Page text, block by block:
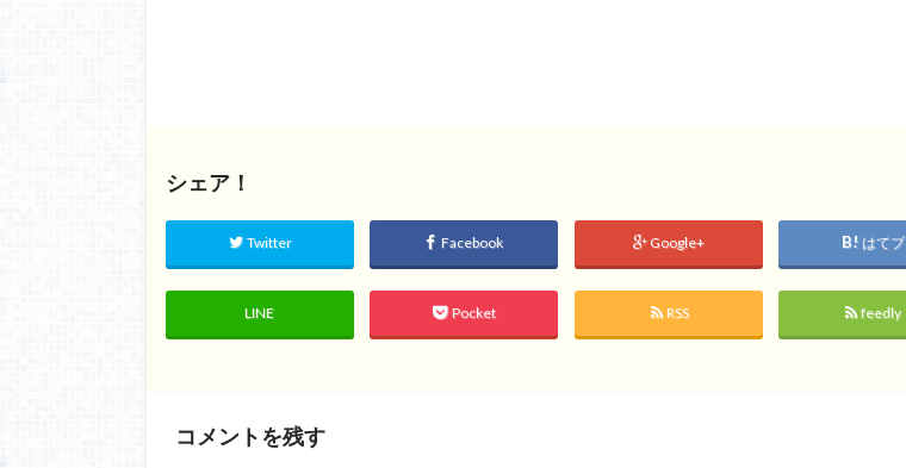
シェア！
Twitter Facebook Google+ はてブ
LINE Pocket RSS feedly
コメントを残す